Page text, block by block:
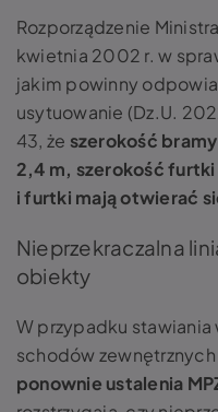
Rozporządzenie
kwietnia 2002 r. w
jakim powinny
usytuowanie (Dz.U.
43, że szerokość
2,4 m, szerokość
i furtki mają otwierać
Nieprzekraczalna
obiekty
W przypadku stawiania
schodów
ponownie ustalenia